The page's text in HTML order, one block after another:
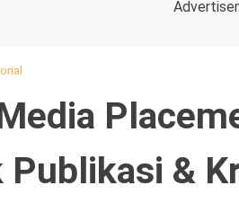
Publikasi &